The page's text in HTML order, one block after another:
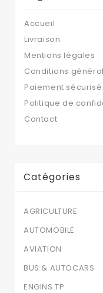
Accueil
Livraison
Mentions légales
Conditions
Paiement sécurisé
Politique de
Contact
Catégories
AGRICULTURE
AUTOMOBILE
AVIATION
BUS & AUTOCARS
ENGINS TP